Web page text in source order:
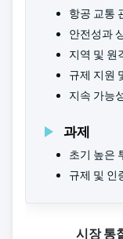
항공 교통
안전성과
지역 및 원
규제 지원
지속 가능
과제
초기 높은
규제 및 인
시장 통